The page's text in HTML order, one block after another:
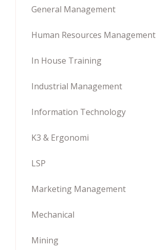
General Management
Human Resources Management
In House Training
Industrial Management
Information Technology
K3 & Ergonomi
LSP
Marketing Management
Mechanical
Mining